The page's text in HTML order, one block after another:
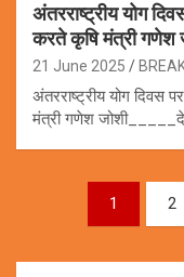
अंतरराष्ट्रीय योग
करते कृषि मंत्री गणेश
21 June 2025
अंतरराष्ट्रीय योग दिवस
मंत्री गणेश
pagination
1 2